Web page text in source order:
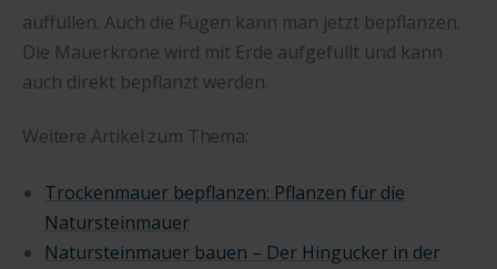
auffüllen. Auch die Fugen kann man jetzt bepflanzen.
Die Mauerkrone wird mit Erde aufgefüllt und kann
auch direkt bepflanzt werden.
Weitere Artikel zum Thema:
Trockenmauer bepflanzen: Pflanzen für die
Natursteinmauer
Natursteinmauer bauen – Der Hingucker in der